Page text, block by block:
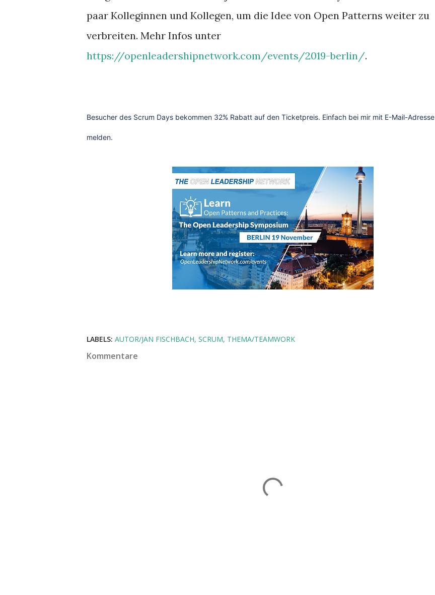
paar Kolleginnen und Kollegen, um die Idee von Open Patterns weiter zu
verbreiten. Mehr Infos unter
https://openleadershipnetwork.com/events/2019-berlin/.
Besucher des Scrum Days bekommen 32% Rabatt auf den Ticketpreis. Einfach bei mir mit E-Mail-Adresse
melden.
LABELS: AUTOR/JAN FISCHBACH SCRUM THEMA/TEAMWORK
Kommentare